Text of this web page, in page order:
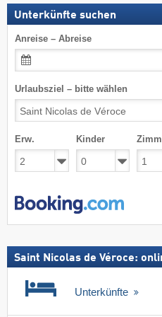
Unterkünfte suchen
Anreise – Abreise
Urlaubsziel – bitte wählen
Erw. Kinder
Saint Nicolas de Véroce:
Unterkünfte